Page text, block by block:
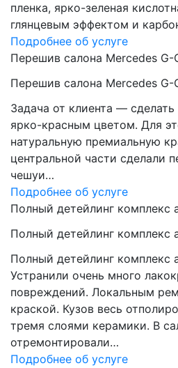
пленка, ярко-зеленая
глянцевым эффектом и
Подробнее об услуге
Перешив салона Mercedes G-
Перешив салона Mercedes G-
Задача от клиента —
ярко-красным цветом. Для
натуральную премиальную
центральной части сделали
чешуи…
Подробнее об услуге
Полный детейлинг комплекс
Полный детейлинг комплекс
Полный детейлинг комплекс
Устранили очень много
повреждений. Локальным
краской. Кузов весь
тремя слоями керамики. В
отремонтировали…
Подробнее об услуге